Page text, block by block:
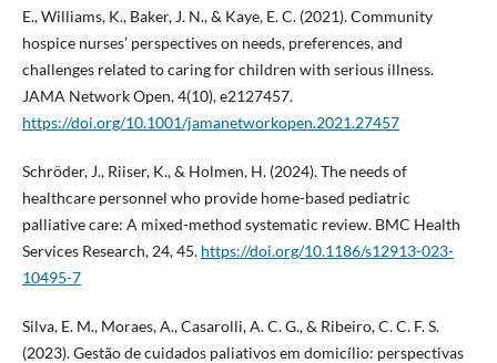
E., Williams, K., Baker, J. N., & Kaye, E. C. (2021). Community
hospice nurses’ perspectives on needs, preferences, and
challenges related to caring for children with serious illness.
JAMA Network Open, 4(10), e2127457.
https://doi.org/10.1001/jamanetworkopen.2021.27457
Schröder, J., Riiser, K., & Holmen, H. (2024). The needs of
healthcare personnel who provide home-based pediatric
palliative care: A mixed-method systematic review. BMC Health
Services Research, 24, 45. https://doi.org/10.1186/s12913-023-
10495-7
Silva, E. M., Moraes, A., Casarolli, A. C. G., & Ribeiro, C. C. F. S.
(2023). Gestão de cuidados paliativos em domicílio: perspectivas